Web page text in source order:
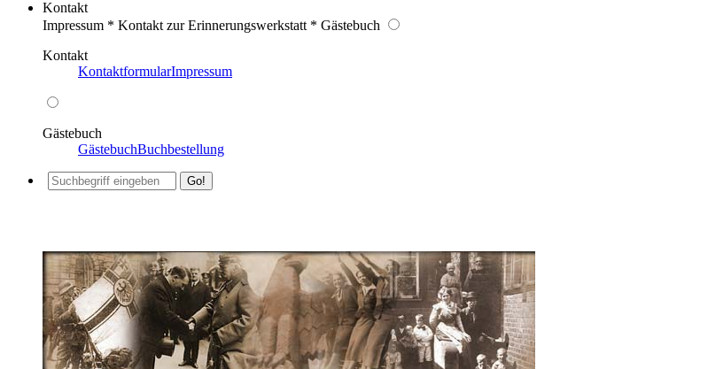
Kontakt
Impressum * Kontakt zur Erinnerungswerkstatt * Gästebuch
Kontakt
KontaktformularImpressum
Gästebuch
GästebuchBuchbestellung